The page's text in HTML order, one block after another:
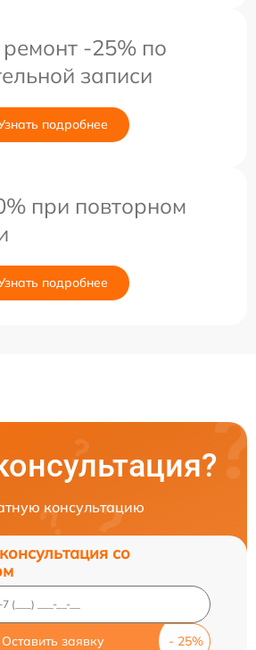
-25% по
записи
подробнее
при повторном
подробнее
консультацию
со
Оставить заявку